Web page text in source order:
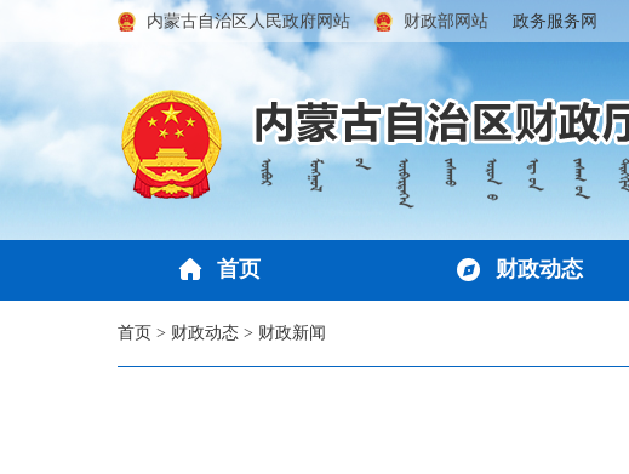
内蒙古自治区人民政府网站 财政部网站 政务服务网
首页 财政动态
首页 > 财政动态 > 财政新闻